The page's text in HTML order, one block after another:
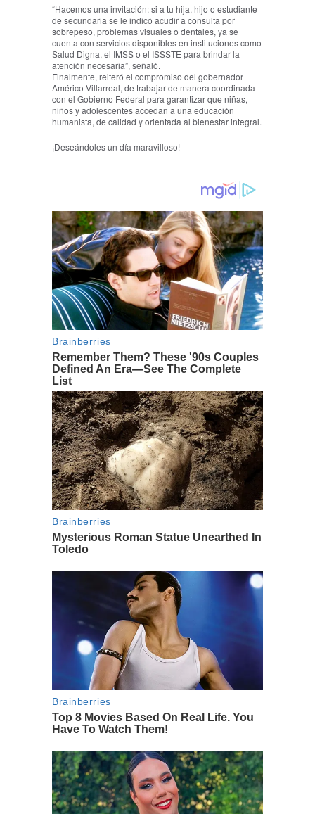
“Hacemos una invitación: si a tu hija, hijo o estudiante
de secundaria se le indicó acudir a consulta por
sobrepeso, problemas visuales o dentales, ya se
cuenta con servicios disponibles en instituciones como
Salud Digna, el IMSS o el ISSSTE para brindar la
atención necesaria”, señaló.
Finalmente, reiteró el compromiso del gobernador
Américo Villarreal, de trabajar de manera coordinada
con el Gobierno Federal para garantizar que niñas,
niños y adolescentes accedan a una educación
humanista, de calidad y orientada al bienestar integral.
¡Deseándoles un día maravilloso!